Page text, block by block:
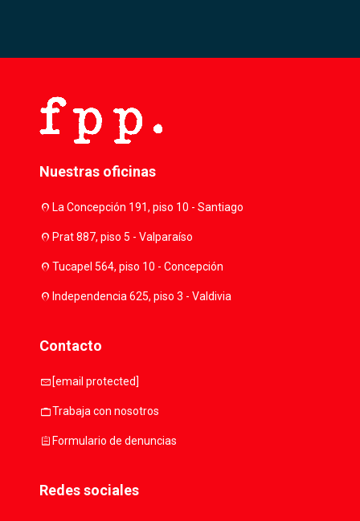
Nuestras oficinas
location_onLa Concepción 191, piso 10 - Santiago
location_onPrat 887, piso 5 - Valparaíso
location_onTucapel 564, piso 10 - Concepción
location_onIndependencia 625, piso 3 - Valdivia
Contacto
mail [email protected]
workTrabaja con nosotros
assignmentFormulario de denuncias
Redes sociales